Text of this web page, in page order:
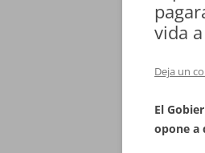
vida
Deja un
El
opone a